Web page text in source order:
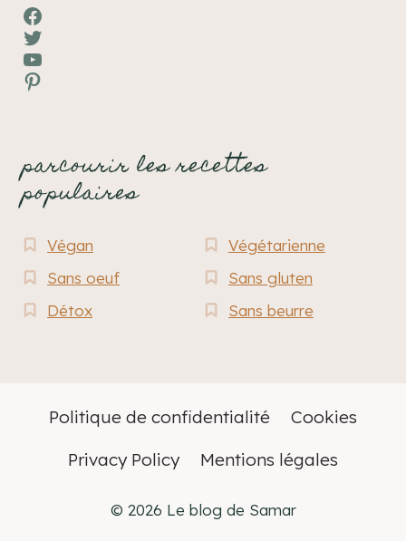
Facebook
Twitter
YouTube
Pinterest
parcourir les recettes
populaires
Végan
Végétarienne
Sans oeuf
Sans gluten
Détox
Sans beurre
Politique de confidentialité
Cookies
Privacy Policy
Mentions légales
© 2026 Le blog de Samar